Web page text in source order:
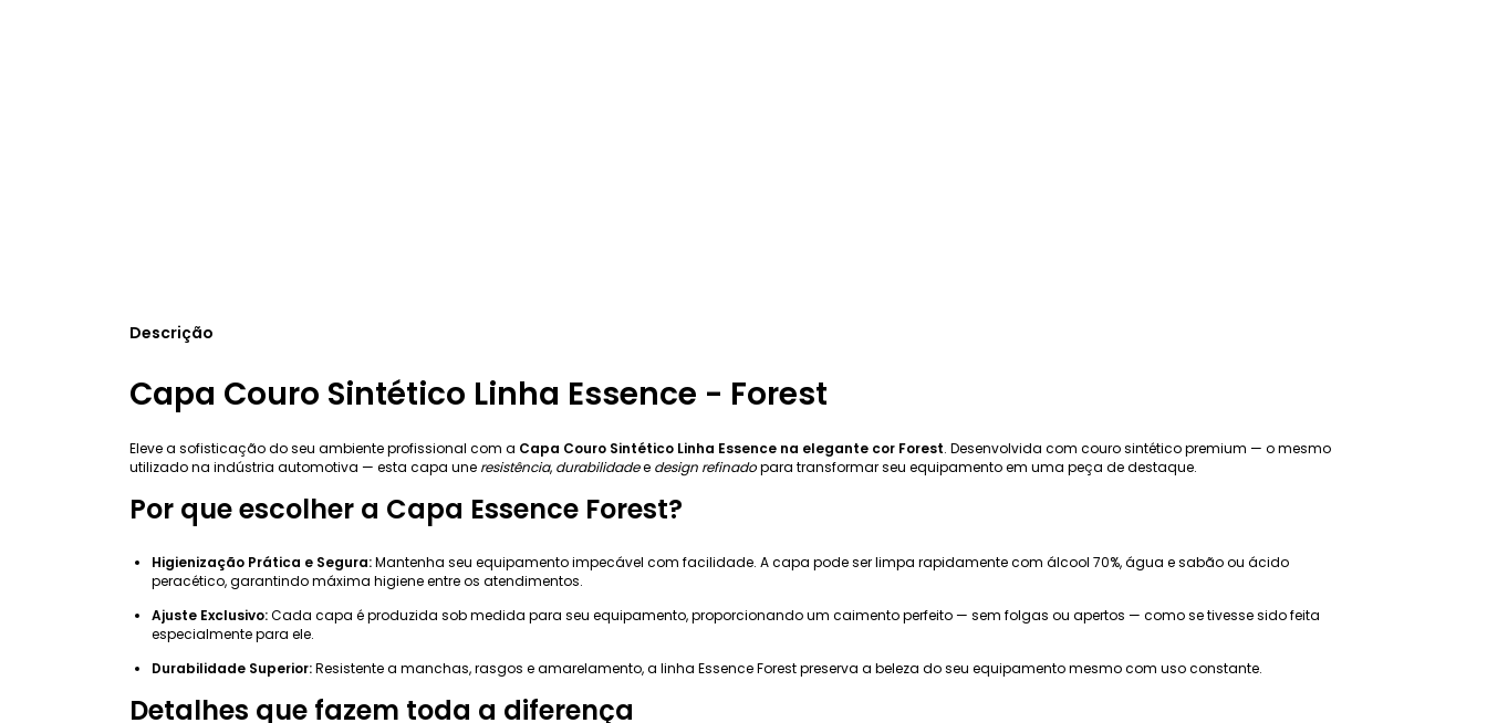
Descrição
Capa Couro Sintético Linha Essence - Forest
Eleve a sofisticação do seu ambiente profissional com a Capa Couro Sintético Linha Essence na elegante cor Forest. Desenvolvida com couro sintético premium — o mesmo
utilizado na indústria automotiva — esta capa une resistência, durabilidadee design refinadopara transformar seu equipamento em uma peça de destaque.
Por que escolher a Capa Essence Forest?
Higienização Prática e Segura:Mantenha seu equipamento impecável com facilidade. A capa pode ser limpa rapidamente com álcool 70%, água e sabão ou ácido
peracético, garantindo máxima higiene entre os atendimentos.
Ajuste Exclusivo:Cada capa é produzida sob medida para seu equipamento, proporcionando um caimento perfeito — sem folgas ou apertos — como se tivesse sido feita
especialmente para ele.
Durabilidade Superior:Resistente a manchas, rasgos e amarelamento, a linha Essence Forest preserva a beleza do seu equipamento mesmo com uso constante.
Detalhes que fazem toda a diferença